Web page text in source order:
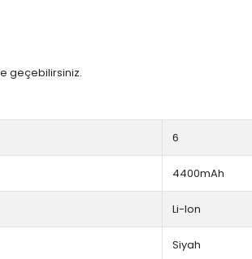
geçebilirsiniz.
6
4400mAh
Li-Ion
Siyah